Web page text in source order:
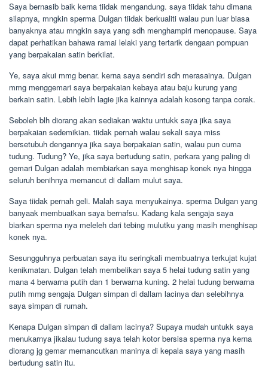
Saya bernasib baik kerna tiidak mengandung. saya tiidak tahu dimana
silapnya, mngkin sperma Dulgan tiidak berkualiti walau pun luar biasa
banyaknya atau mngkin saya yang sdh menghampiri menopause. Saya
dapat perhatikan bahawa ramai lelaki yang tertarik dengaan pompuan
yang berpakaian satin berkilat.
Ye, saya akui mmg benar. kerna saya sendiri sdh merasainya. Dulgan
mmg menggemari saya berpakaian kebaya atau baju kurung yang
berkain satin. Lebih lebih lagie jika kainnya adalah kosong tanpa corak.
Seboleh blh diorang akan sediakan waktu untukk saya jika saya
berpakaian sedemikian. tiidak pernah walau sekali saya miss
bersetubuh dengannya jika saya berpakaian satin, walau pun cuma
tudung. Tudung? Ye, jika saya bertudung satin, perkara yang paling di
gemari Dulgan adalah membiarkan saya menghisap konek nya hingga
seluruh benihnya memancut di dallam mulut saya.
Saya tiidak pernah geli. Malah saya menyukainya. sperma Dulgan yang
banyaak membuatkan saya bernafsu. Kadang kala sengaja saya
biarkan sperma nya meleleh dari tebing mulutku yang masih menghisap
konek nya.
Sesungguhnya perbuatan saya itu seringkali membuatnya terkujat kujat
kenikmatan. Dulgan telah membelikan saya 5 helai tudung satin yang
mana 4 berwarna putih dan 1 berwarna kuning. 2 helai tudung berwarna
putih mmg sengaja Dulgan simpan di dallam lacinya dan selebihnya
saya simpan di rumah.
Kenapa Dulgan simpan di dallam lacinya? Supaya mudah untukk saya
menukarnya jikalau tudung saya telah kotor bersisa sperma nya kerna
diorang jg gemar memancutkan maninya di kepala saya yang masih
bertudung satin itu.